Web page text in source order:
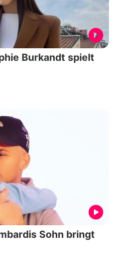
Burkandt spielt
Sohn bringt